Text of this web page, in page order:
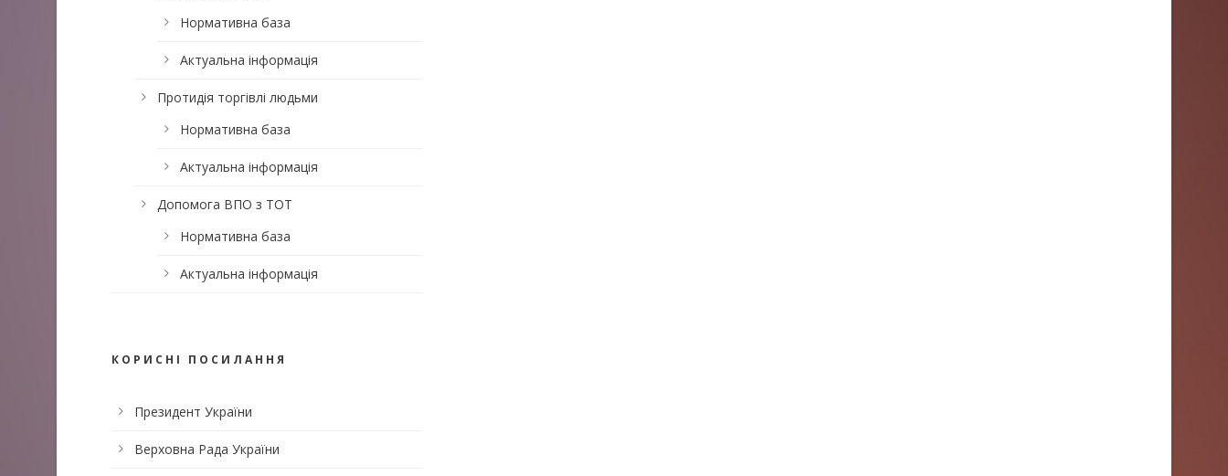
Нормативна база
Актуальна інформація
Протидія торгівлі людьми
Нормативна база
Актуальна інформація
Допомога ВПО з ТОТ
Нормативна база
Актуальна інформація
КОРИСНІ ПОСИЛАННЯ
Президент України
Верховна Рада України